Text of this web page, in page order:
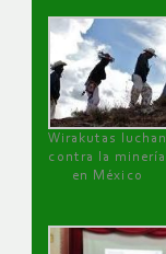
Wirakutas luchan
contra la minería
en México